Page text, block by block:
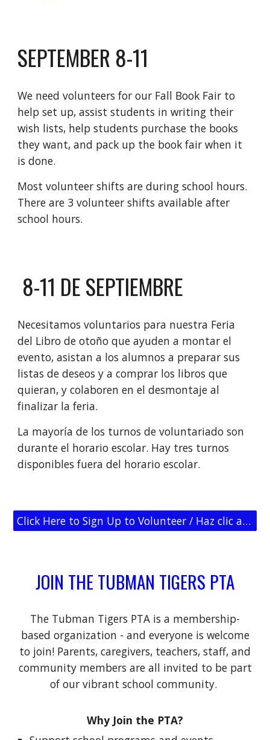
SEPTEMBER 8-11
We need volunteers for our Fall Book Fair to
help set up, assist students in writing their
wish lists, help students purchase the books
they want, and pack up the book fair when it
is done.
Most volunteer shifts are during school hours.
There are 3 volunteer shifts available after
school hours.
8-11 DE SEPTIEMBRE
Necesitamos voluntarios para nuestra Feria
del Libro de otoño que ayuden a montar el
evento, asistan a los alumnos a preparar sus
listas de deseos y a comprar los libros que
quieran, y colaboren en el desmontaje al
finalizar la feria.
La mayoría de los turnos de voluntariado son
durante el horario escolar. Hay tres turnos
disponibles fuera del horario escolar.
Click Here to Sign Up to Volunteer / Haz clic aquí para inscribirte como voluntario.
JOIN THE TUBMAN TIGERS PTA
The Tubman Tigers PTA is a membership-
based organization - and everyone is welcome
to join! Parents, caregivers, teachers, staff, and
community members are all invited to be part
of our vibrant school community.
Why Join the PTA?